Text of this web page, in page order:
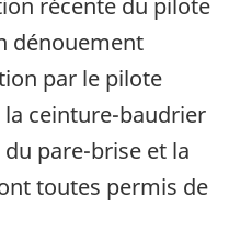
dénouement
par le pilote
la ceinture-baudrier
pare-brise et la
toutes permis de